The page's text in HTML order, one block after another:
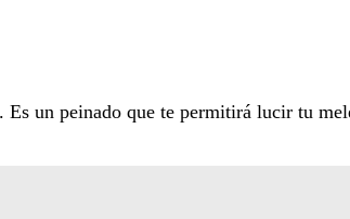
Es un peinado que te permitirá lucir tu